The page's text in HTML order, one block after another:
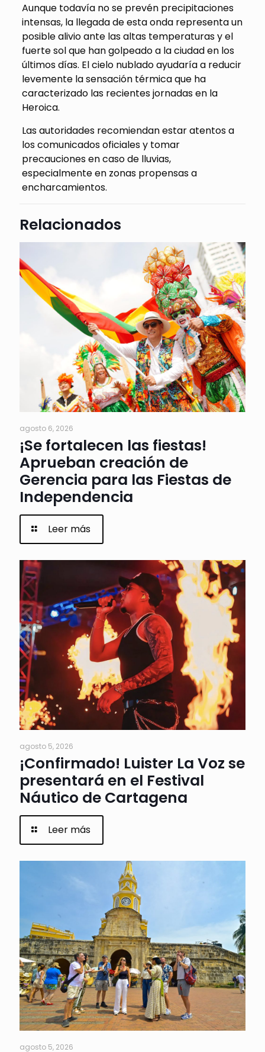
Aunque todavía no se prevén precipitaciones
intensas, la llegada de esta onda representa un
posible alivio ante las altas temperaturas y el
fuerte sol que han golpeado a la ciudad en los
últimos días. El cielo nublado ayudaría a reducir
levemente la sensación térmica que ha
caracterizado las recientes jornadas en la
Heroica.
Las autoridades recomiendan estar atentos a
los comunicados oficiales y tomar
precauciones en caso de lluvias,
especialmente en zonas propensas a
encharcamientos.
Relacionados
agosto 6, 2026
¡Se fortalecen las fiestas!
Aprueban creación de
Gerencia para las Fiestas de
Independencia
Leer más
agosto 5, 2026
¡Confirmado! Luister La Voz se
presentará en el Festival
Náutico de Cartagena
Leer más
agosto 5, 2026